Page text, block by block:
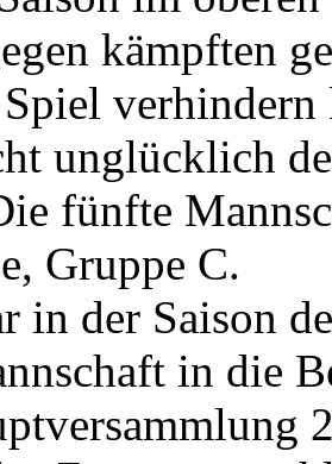
kämpften
verhindern
unglücklich
fünfte
Gruppe C.
in der Saison
in die